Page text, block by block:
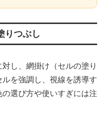
りつぶし
し、網掛け（セルの塗り
を強調し、視線を誘導す
選び方や使いすぎには注